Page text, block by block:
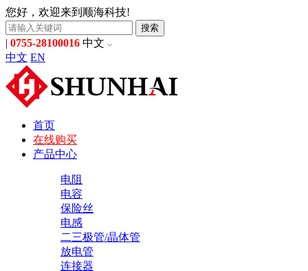
您好，欢迎来到顺海科技!
搜索
| 0755-28100016 中文
中文 EN
首页
在线购买
产品中心
电阻
电容
保险丝
电感
二三极管/晶体管
放电管
连接器